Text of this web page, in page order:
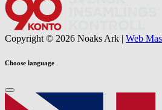
Copyright © 2026 Noaks Ark | Web
Choose language